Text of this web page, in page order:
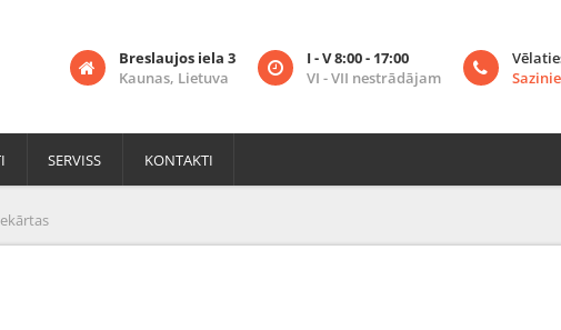
Breslaujos iela 3
Kaunas, Lietuva
I - V 8:00 - 17:00
VI - VII nestrādājam
SERVISS KONTAKTI